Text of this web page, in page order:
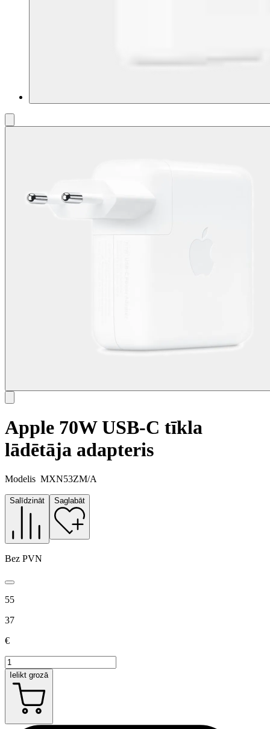
Apple 70W USB-C tīkla
lādētāja adapteris
Modelis MXN53ZM/A
Salīdzināt Saglabāt
Bez PVN
55
37
€
Ielikt grozā